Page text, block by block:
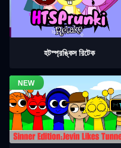
হটস্প্রঙ্কিস রিটেক